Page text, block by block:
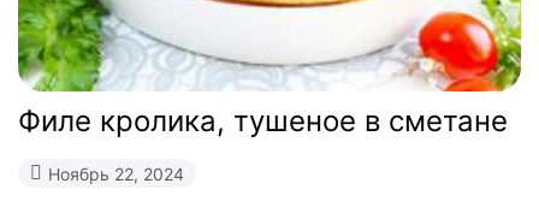
Филе кролика, тушеное в сметане
Ноябрь 22, 2024